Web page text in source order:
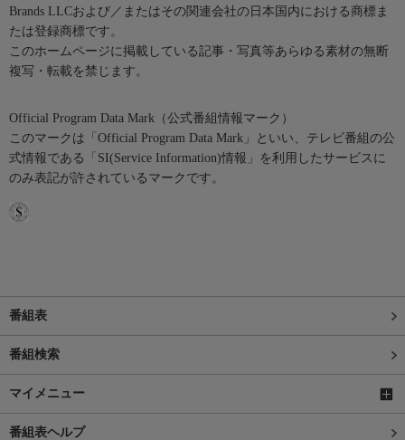
Brands LLCおよび／またはその関連会社の日本国内における商標ま
たは登録商標です。
このホームページに掲載している記事・写真等あらゆる素材の無断
複写・転載を禁じます。
Official Program Data Mark（公式番組情報マーク）
このマークは「Official Program Data Mark」といい、テレビ番組の公
式情報である「SI(Service Information)情報」を利用したサービスに
のみ表記が許されているマークです。
番組表
番組検索
マイメニュー
番組表ヘルプ